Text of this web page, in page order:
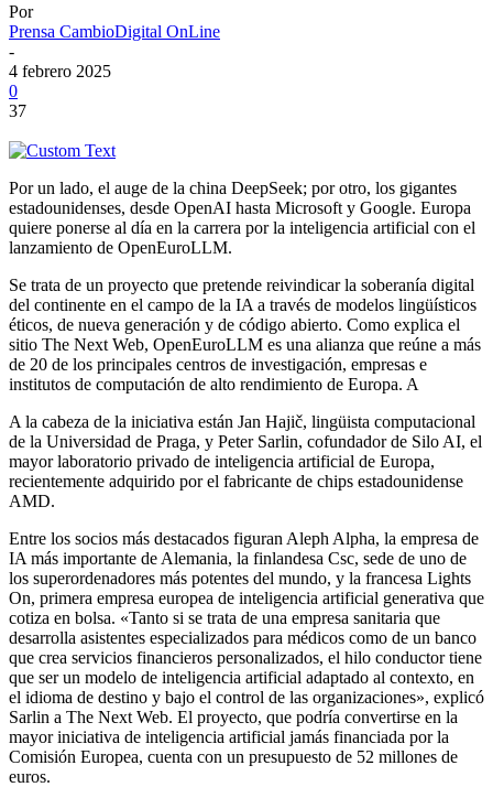
Por
Prensa CambioDigital OnLine
-
4 febrero 2025
0
37
Por un lado, el auge de la china DeepSeek; por otro, los gigantes
estadounidenses, desde OpenAI hasta Microsoft y Google. Europa
quiere ponerse al día en la carrera por la inteligencia artificial con el
lanzamiento de OpenEuroLLM.
Se trata de un proyecto que pretende reivindicar la soberanía digital
del continente en el campo de la IA a través de modelos lingüísticos
éticos, de nueva generación y de código abierto. Como explica el
sitio The Next Web, OpenEuroLLM es una alianza que reúne a más
de 20 de los principales centros de investigación, empresas e
institutos de computación de alto rendimiento de Europa. A
A la cabeza de la iniciativa están Jan Hajič, lingüista computacional
de la Universidad de Praga, y Peter Sarlin, cofundador de Silo AI, el
mayor laboratorio privado de inteligencia artificial de Europa,
recientemente adquirido por el fabricante de chips estadounidense
AMD.
Entre los socios más destacados figuran Aleph Alpha, la empresa de
IA más importante de Alemania, la finlandesa Csc, sede de uno de
los superordenadores más potentes del mundo, y la francesa Lights
On, primera empresa europea de inteligencia artificial generativa que
cotiza en bolsa. «Tanto si se trata de una empresa sanitaria que
desarrolla asistentes especializados para médicos como de un banco
que crea servicios financieros personalizados, el hilo conductor tiene
que ser un modelo de inteligencia artificial adaptado al contexto, en
el idioma de destino y bajo el control de las organizaciones», explicó
Sarlin a The Next Web. El proyecto, que podría convertirse en la
mayor iniciativa de inteligencia artificial jamás financiada por la
Comisión Europea, cuenta con un presupuesto de 52 millones de
euros.